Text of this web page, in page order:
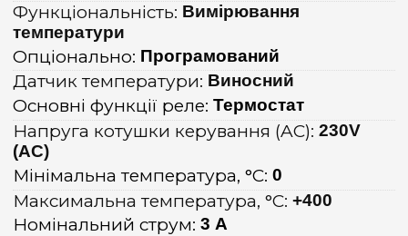
Функціональність: Вимірювання
температури
Опціонально: Програмований
Датчик температури: Виносний
Основні функції реле: Термостат
Напруга котушки керування (AC): 230V
(AC)
Мінімальна температура, °C: 0
Максимальна температура, °C: +400
Номінальний струм: 3 А